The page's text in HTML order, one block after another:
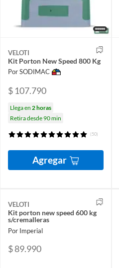
VELOTI
Kit Porton New Speed 800 Kg
Por SODIMAC
$ 107.790
Llega en 2 horas
Retira desde 90 min
(50)
Agregar
VELOTI
Kit porton new speed 600 kg
s/cremalleras
Por Imperial
$ 89.990